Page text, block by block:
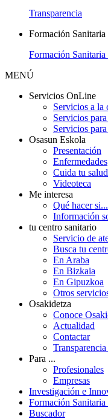
Transparencia
Formación Sanitaria
Formación Sanitaria
MENÚ
Servicios OnLine
Servicios a la
Servicios
Servicios
Osasun Eskola
Presentación
Enfermedades
Cuida tu salud
Videoteca
Me interesa
Qué hacer si...
Información
tu centro sanitario
Servicio de
Busca tu
En Araba
En Bizkaia
En Gipuzkoa
Otros
Osakidetza
Conoce
Actualidad
Contactar
Para ...
Profesionales
Empresas
Investigación e
Formación Sanitaria
Buscador